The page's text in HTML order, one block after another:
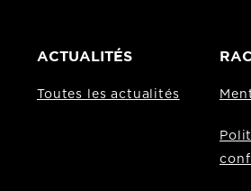
ACTUALITÉS
Toutes les actualités